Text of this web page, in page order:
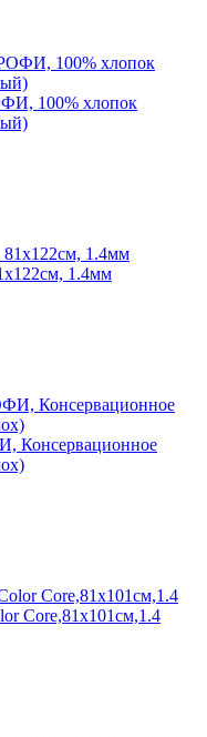
100% хлопок
1.4мм
Консервационное
Core,81х101см,1.4